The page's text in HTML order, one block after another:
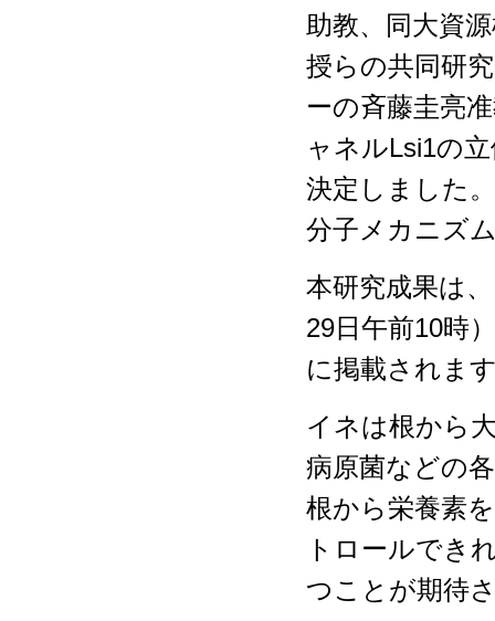
助教、同大資
授らの共同研
ーの斉藤圭亮
ャネルLsi1の
決定しました
分子メカニズ
本研究成果は
29日午前10時
に掲載されま
イネは根から
病原菌などの
根から栄養素
トロールでき
つことが期待